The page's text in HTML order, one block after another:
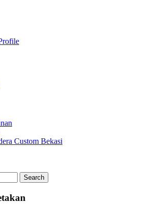
0822-4439-5599 (Call/WA)
Percetakan jasa cetak banner buku yasin
map nota spanduk stiker undangan
24 jam
Custom Bekasi